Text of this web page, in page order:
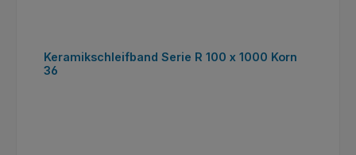
Keramikschleifband Serie R 100 x 1000 Korn
36